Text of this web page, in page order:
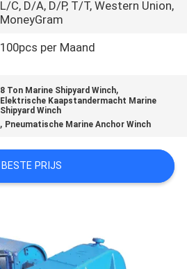
L/C, D/A, D/P, T/T, Western Union,
MoneyGram
100pcs per Maand
8 Ton Marine Shipyard Winch,
Elektrische Kaapstandermacht Marine
Shipyard Winch
, Pneumatische Marine Anchor Winch
BESTE PRIJS